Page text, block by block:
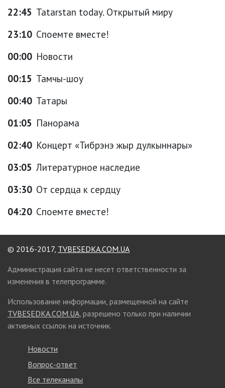
22:45 Tatarstan today. Открытый миру
23:10 Споемте вместе!
00:00 Новости
00:15 Тамчы-шоу
00:40 Татары
01:05 Панорама
02:40 Концерт «Тибрэнэ жыр дулкыннары»
03:05 Литературное наследие
03:30 От сердца к сердцу
04:20 Споемте вместе!
© 2016-2017, TVBESEDKA.COM.UA
Администрация сайта не несет ответственности за
изменения в телепрограмме.
Использование информации, размещенной на сайте
TVBESEDKA.COM.UA, разрешено только при наличии
активных ссылок на источник.
Новости
Вопрос-ответ
Все телеканалы